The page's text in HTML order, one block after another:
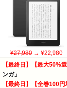
¥27,980→ ¥22,980
【最終日】【最大50%還
ンガ」
【最終日】【全巻100円